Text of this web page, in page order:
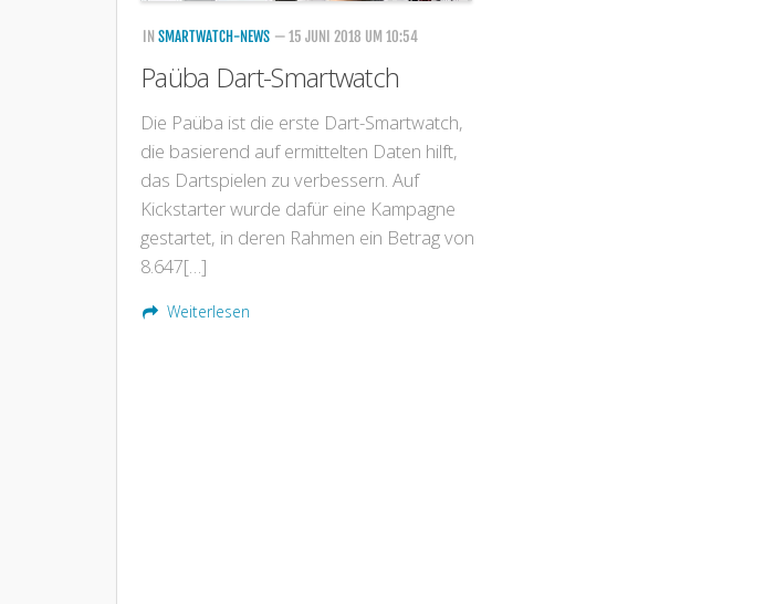
IN SMARTWATCH-NEWS — 15 JUNI 2018 UM 10:54
Paüba Dart-Smartwatch
Die Paüba ist die erste Dart-Smartwatch,
die basierend auf ermittelten Daten hilft,
das Dartspielen zu verbessern. Auf
Kickstarter wurde dafür eine Kampagne
gestartet, in deren Rahmen ein Betrag von
8.647[…]
Weiterlesen